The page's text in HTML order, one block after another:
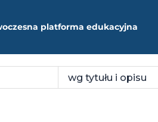
platforma edukacyjna